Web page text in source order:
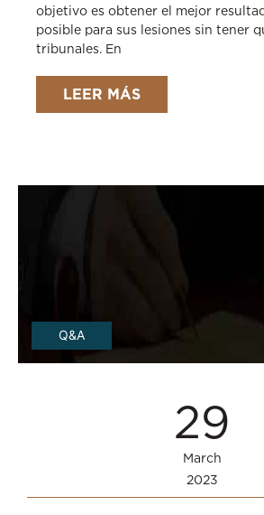
objetivo es obtener el mejor
posible para sus lesiones sin tener
tribunales. En
LEER MÁS
Q&A
29
March
2023